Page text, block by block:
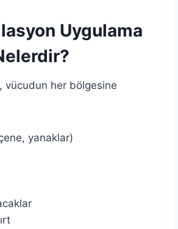
Uygulama
vücudun her bölgesine
yanaklar)